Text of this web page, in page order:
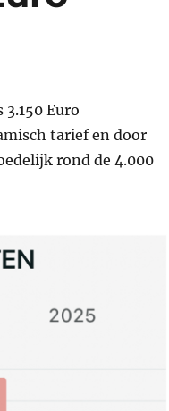
Euro
tarief en door
rond de 4.000